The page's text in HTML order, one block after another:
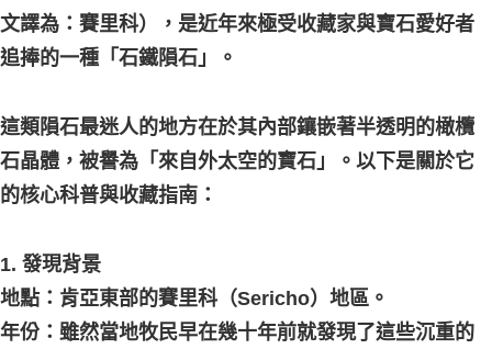
文譯為：賽里科），是近年來極受收藏家與寶石愛好者
追捧的一種「石鐵隕石」。
這類隕石最迷人的地方在於其內部鑲嵌著半透明的橄欖
石晶體，被譽為「來自外太空的寶石」。以下是關於它
的核心科普與收藏指南：
1. 發現背景
地點：肯亞東部的賽里科（Sericho）地區。
年份：雖然當地牧民早在幾十年前就發現了這些沉重的